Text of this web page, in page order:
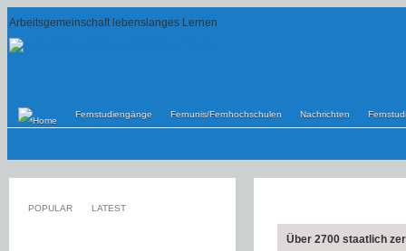
Arbeitsgemeinschaft lebenslanges Lernen
Fernstudiengänge Fernunis/Fernhochschulen Nachrichten
Über 2700 staatlich
POPULAR LATEST